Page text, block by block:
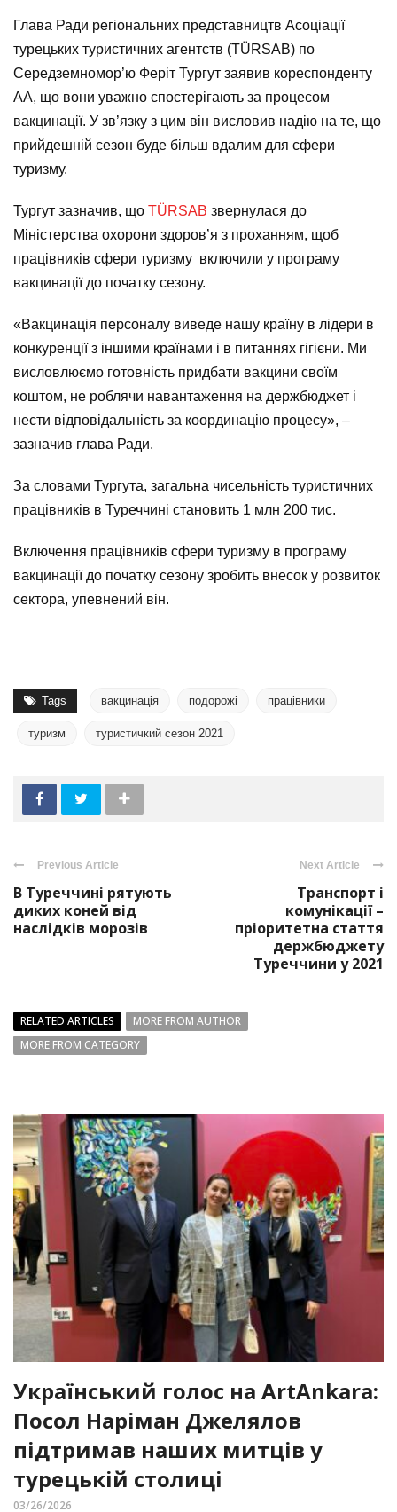
Глава Ради регіональних представництв Асоціації
турецьких туристичних агентств (TÜRSAB) по
Середземномор’ю Феріт Тургут заявив кореспонденту
АА, що вони уважно спостерігають за процесом
вакцинації. У зв’язку з цим він висловив надію на те, що
прийдешній сезон буде більш вдалим для сфери
туризму.
Тургут зазначив, що TÜRSAB звернулася до
Міністерства охорони здоров’я з проханням, щоб
працівників сфери туризму включили у програму
вакцинації до початку сезону.
«Вакцинація персоналу виведе нашу країну в лідери в
конкуренції з іншими країнами і в питаннях гігієни. Ми
висловлюємо готовність придбати вакцини своїм
коштом, не роблячи навантаження на держбюджет і
нести відповідальність за координацію процесу», –
зазначив глава Ради.
За словами Тургута, загальна чисельність туристичних
працівників в Туреччині становить 1 млн 200 тис.
Включення працівників сфери туризму в програму
вакцинації до початку сезону зробить внесок у розвиток
сектора, упевнений він.
Tags вакцинація подорожі працівники
туризм туристичкий сезон 2021
Previous Article
В Туреччині рятують
диких коней від
наслідків морозів
Next Article
Транспорт і
комунікації –
пріоритетна стаття
держбюджету
Туреччини у 2021
RELATED ARTICLES
MORE FROM AUTHOR
MORE FROM CATEGORY
Український голос на ArtAnkara:
Посол Наріман Джелялов
підтримав наших митців у
турецькій столиці
03/26/2026